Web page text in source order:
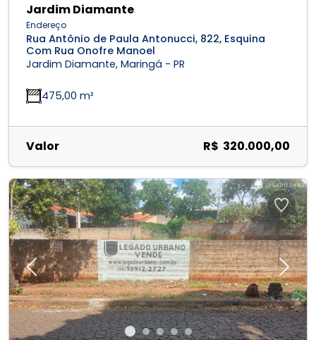
Jardim Diamante
Endereço
Rua Antônio de Paula Antonucci, 822, Esquina
Com Rua Onofre Manoel
Jardim Diamante, Maringá - PR
475,00 m²
Valor R$ 320.000,00
Previous Next